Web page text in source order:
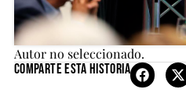
Autor no seleccionado.
Comparte esta historia